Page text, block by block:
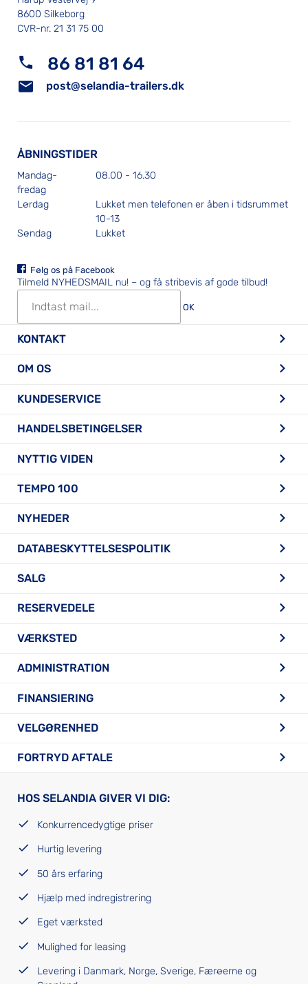
8600 Silkeborg
CVR-nr. 21 31 75 00
86 81 81 64
post@selandia-trailers.dk
ÅBNINGSTIDER
Mandag-
fredag
08.00 - 16.30
Lørdag
Lukket men telefonen er åben i tidsrummet
10-13
Søndag
Lukket
Følg os på Facebook
Tilmeld NYHEDSMAIL nu! – og få stribevis af gode tilbud!
OK
KONTAKT
OM OS
KUNDESERVICE
HANDELSBETINGELSER
NYTTIG VIDEN
TEMPO 100
NYHEDER
DATABESKYTTELSESPOLITIK
SALG
RESERVEDELE
VÆRKSTED
ADMINISTRATION
FINANSIERING
VELGØRENHED
FORTRYD AFTALE
HOS SELANDIA GIVER VI DIG:
Konkurrencedygtige priser
Hurtig levering
50 års erfaring
Hjælp med indregistrering
Eget værksted
Mulighed for leasing
Levering i Danmark, Norge, Sverige, Færøerne og